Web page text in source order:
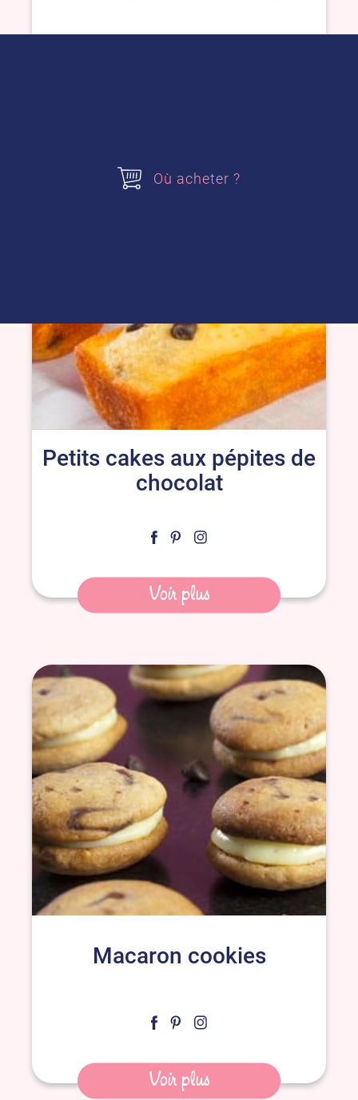
Petits cakes aux pépites de
chocolat
Voir plus
Macaron cookies
Voir plus
Où acheter ?